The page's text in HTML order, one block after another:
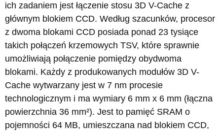
ich zadaniem jest łączenie stosu 3D V-Cache z
głównym blokiem CCD. Według szacunków, procesor
z dwoma blokami CCD posiada ponad 23 tysiące
takich połączeń krzemowych TSV, które sprawnie
umożliwiają połączenie pomiędzy obydwoma
blokami. Każdy z produkowanych modułów 3D V-
Cache wytwarzany jest w 7 nm procesie
technologicznym i ma wymiary 6 mm x 6 mm (łączna
powierzchnia 36 mm²). Jest to pamięć SRAM o
pojemności 64 MB, umieszczana nad blokiem CCD,